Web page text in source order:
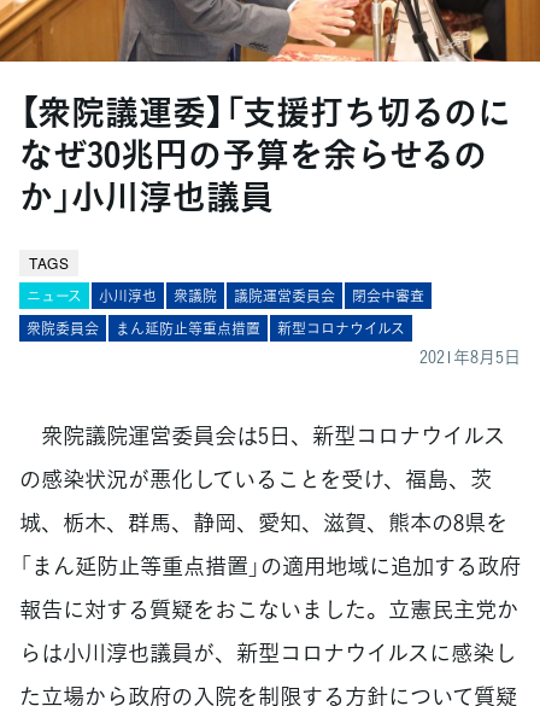
【衆院議運委】「支援打ち切るのに
なぜ30兆円の予算を余らせるの
か」小川淳也議員
TAGS
ニュース 小川淳也 衆議院 議院運営委員会
閉会中審査
衆院委員会
まん延防止等重点措置 新型コロナウイルス
2021年8月5日
衆院議院運営委員会は5日、新型コロナウイルス
の感染状況が悪化していることを受け、福島、茨
城、栃木、群馬、静岡、愛知、滋賀、熊本の8県を
「まん延防止等重点措置」の適用地域に追加する政府
報告に対する質疑をおこないました。立憲民主党か
らは小川淳也議員が、新型コロナウイルスに感染し
た立場から政府の入院を制限する方針について質疑